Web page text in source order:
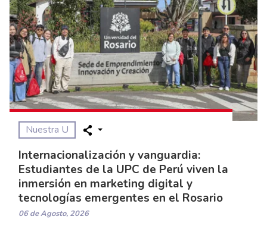
Nuestra U
Internacionalización y vanguardia:
Estudiantes de la UPC de Perú viven la
inmersión en marketing digital y
tecnologías emergentes en el Rosario
06 de Agosto, 2026